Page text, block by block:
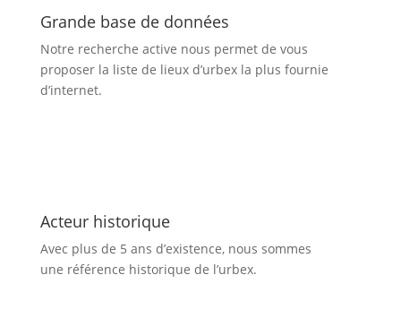
Grande base de données
Notre recherche active nous permet de vous
proposer la liste de lieux d’urbexla plus fournie
d’internet.
Acteur historique
Avec plus de 5 ans d’existence, nous sommes
une référence historique de l’urbex.